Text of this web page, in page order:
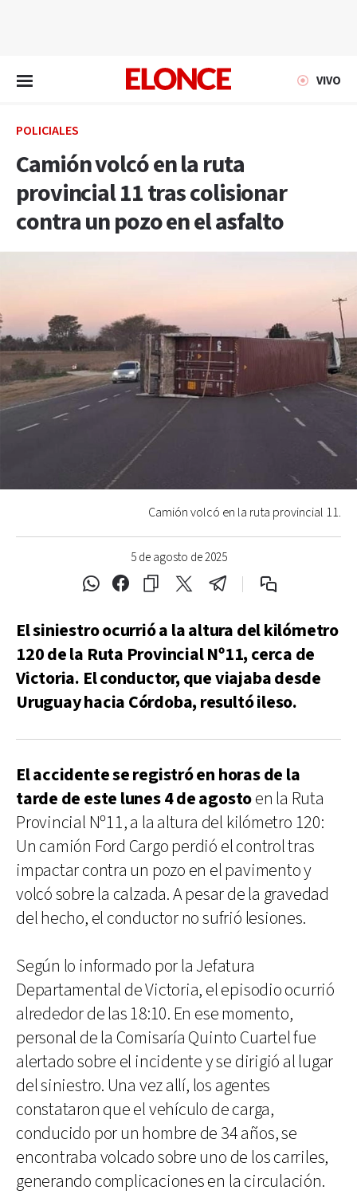
VIVO
POLICIALES
Camión volcó en la ruta
provincial 11 tras colisionar
contra un pozo en el asfalto
5 de agosto de 2025
Camión volcó en la ruta provincial 11.
El siniestro ocurrió a la altura del kilómetro
120 de la Ruta Provincial Nº11, cerca de
Victoria. El conductor, que viajaba desde
Uruguay hacia Córdoba, resultó ileso.
El accidente se registró en horas de la
tarde de este lunes 4 de agostoen la Ruta
Provincial Nº11, a la altura del kilómetro 120:
Un camión Ford Cargo perdió el control tras
impactar contra un pozo en el pavimento y
volcó sobre la calzada. A pesar de la gravedad
del hecho, el conductor no sufrió lesiones.
Según lo informado por la Jefatura
Departamental de Victoria, el episodio ocurrió
alrededor de las 18:10. En ese momento,
personal de la Comisaría Quinto Cuartel fue
alertado sobre el incidente y se dirigió al lugar
del siniestro. Una vez allí, los agentes
constataron que el vehículo de carga,
conducido por un hombre de 34 años, se
encontraba volcado sobre uno de los carriles,
generando complicaciones en la circulación.